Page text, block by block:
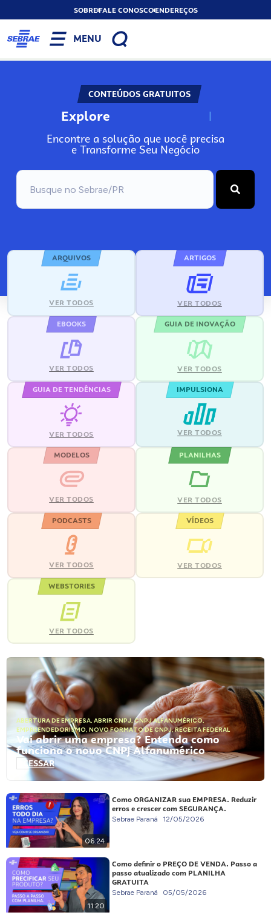
SOBREFALE CONOSCOENDEREÇOS
MENU
CONTEÚDOS GRATUITOS
Explore N
Encontre a solução que você precisa
e Transforme Seu Negócio
ARQUIVOS
VER TODOS
ARTIGOS
VER TODOS
EBOOKS
VER TODOS
GUIA DE INOVAÇÃO
VER TODOS
GUIA DE TENDÊNCIAS
VER TODOS
IMPULSIONA
VER TODOS
MODELOS
VER TODOS
PLANILHAS
VER TODOS
PODCASTS
VER TODOS
VÍDEOS
VER TODOS
WEBSTORIES
VER TODOS
ABERTURA DE EMPRESA, ABRIR CNPJ,CNPJ ALFANUMÉRICO,
EMPREENDEDORISMO, NOVO FORMATO DE CNPJ,RECEITA FEDERAL
Vai abrir uma empresa? Entenda como
funciona o novo CNPJ Alfanumérico
ACESSAR
06:24
Como ORGANIZAR sua EMPRESA. Reduzir
erros e crescer com SEGURANÇA.
Sebrae Paraná 12/05/2026
11:20
Como definir o PREÇO DE VENDA. Passo a
passo atualizado com PLANILHA
GRATUITA
Sebrae Paraná 05/05/2026